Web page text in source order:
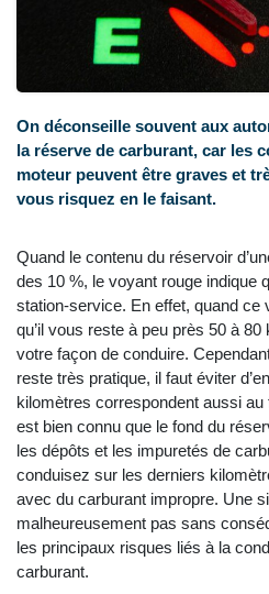
On déconseille souvent aux
la réserve de carburant, car les
moteur peuvent être graves et
vous risquez en le faisant.
Quand le contenu du réservoir
des 10 %, le voyant rouge indique
station-service. En effet, quand ce
qu’il vous reste à peu près 50 à
votre façon de conduire.
reste très pratique, il faut éviter
kilomètres correspondent aussi
est bien connu que le fond du
les dépôts et les impuretés de
conduisez sur les derniers
avec du carburant impropre. Une
malheureusement pas sans
les principaux risques liés à la
carburant.